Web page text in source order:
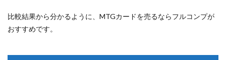
比較結果から分かるように、MTGカードを売るならフルコンプが
おすすめです。